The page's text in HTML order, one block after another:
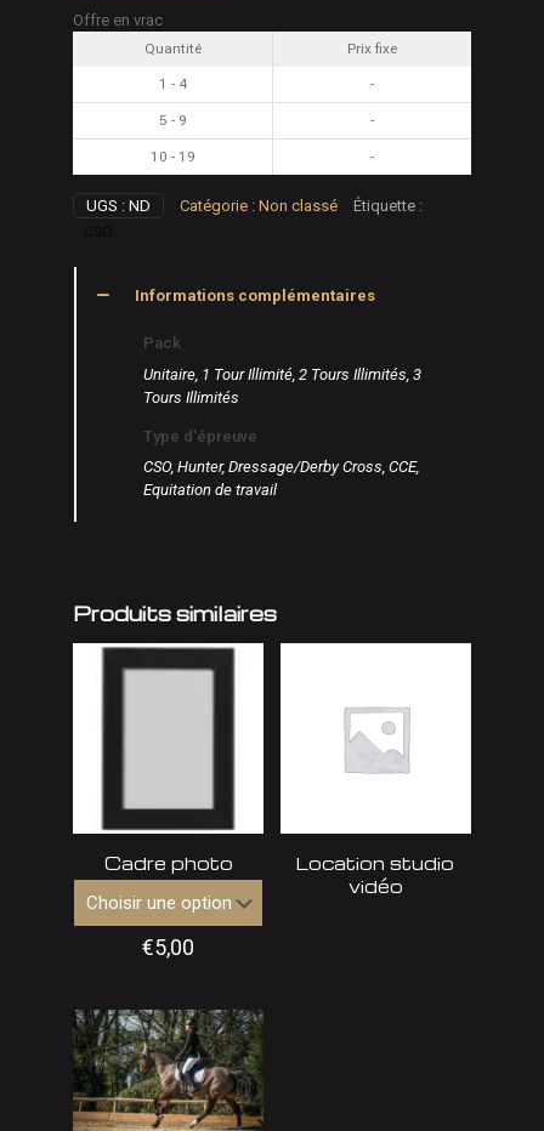
-
Numériques
Offre en vrac
Quantité Prix fixe
1 - 4 -
5 - 9 -
10 - 19 -
UGS : ND Catégorie : Non classé Étiquette :
Informations complémentaires
Pack
Unitaire, 1 Tour Illimité, 2 Tours Illimités, 3
Tours Illimités
Type d'épreuve
CSO, Hunter, Dressage/Derby Cross, CCE,
Equitation de travail
Produits similaires
Cadre photo
€5,00
Location studio
vidéo